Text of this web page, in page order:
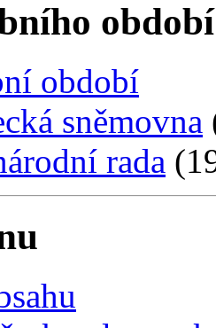
období
období
sněmovna
rada